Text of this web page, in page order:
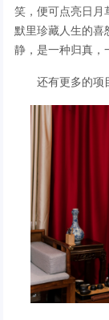
笑，便可点亮日月
默里珍藏人生的喜
静，是一种归真，
还有更多的项